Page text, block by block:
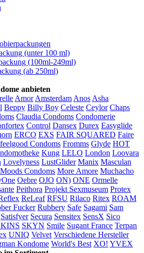
(unter 100 ml)
(100ml-249ml)
(ab 250ml)
anbieten
Amor Amsterdam Anos Asha
Beppy Billy Boy Celeste Ceylor Chaps
Claudia Condoms Condomerie
Control Dansex Durex Easyglide
ERCO EXS FAIR SQUARED Faire
feelgood Condoms Fromms Glyde HOT
Kung LELO London Loovara
Lovelyness LustGlider Manix Masculan
Moods Condoms More Amore Muchacho
Oebre OJO ON) ONE Ormelle
Peithora Projekt Sexmuseum Protex
ReLeaf RFSU Rilaco Ritex ROAM
Fucker Rubbery Safe Sagami Sam
Satisfyer Secura Sensitex SensX Sico
SKYN Smile Sugant France Terpan
UNIQ Velvet Verschiedene Hersteller
Kondome World's Best XO! YVEX